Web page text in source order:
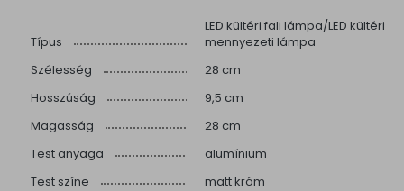
Típus
LED kültéri fali lámpa/LED kültéri
mennyezeti lámpa
Szélesség
28 cm
Hosszúság
9,5 cm
Magasság
28 cm
Test anyaga
alumínium
Test színe
matt króm